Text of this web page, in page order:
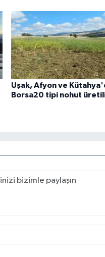
Uşak, Afyon ve
Borsa20 tipi nohut